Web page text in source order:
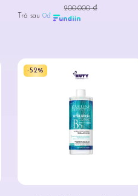
200.000 ₫
Trả sau0đ
-52%